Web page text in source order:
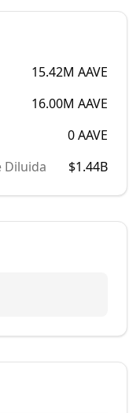
15.42M AAVE
16.00M AAVE
0AAVE
Diluida
$1.44B